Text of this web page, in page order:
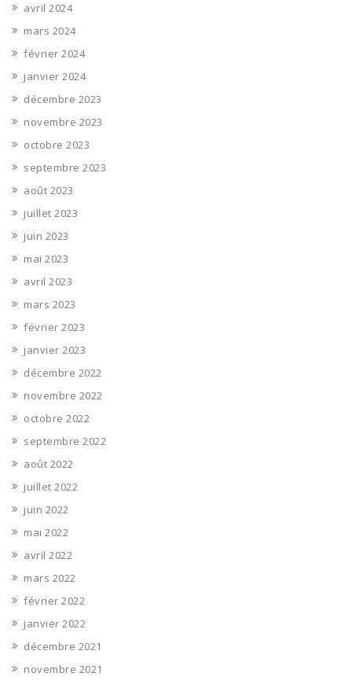
avril 2024
mars 2024
février 2024
janvier 2024
décembre 2023
novembre 2023
octobre 2023
septembre 2023
août 2023
juillet 2023
juin 2023
mai 2023
avril 2023
mars 2023
février 2023
janvier 2023
décembre 2022
novembre 2022
octobre 2022
septembre 2022
août 2022
juillet 2022
juin 2022
mai 2022
avril 2022
mars 2022
février 2022
janvier 2022
décembre 2021
novembre 2021